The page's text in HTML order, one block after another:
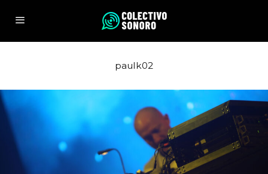
paulk02